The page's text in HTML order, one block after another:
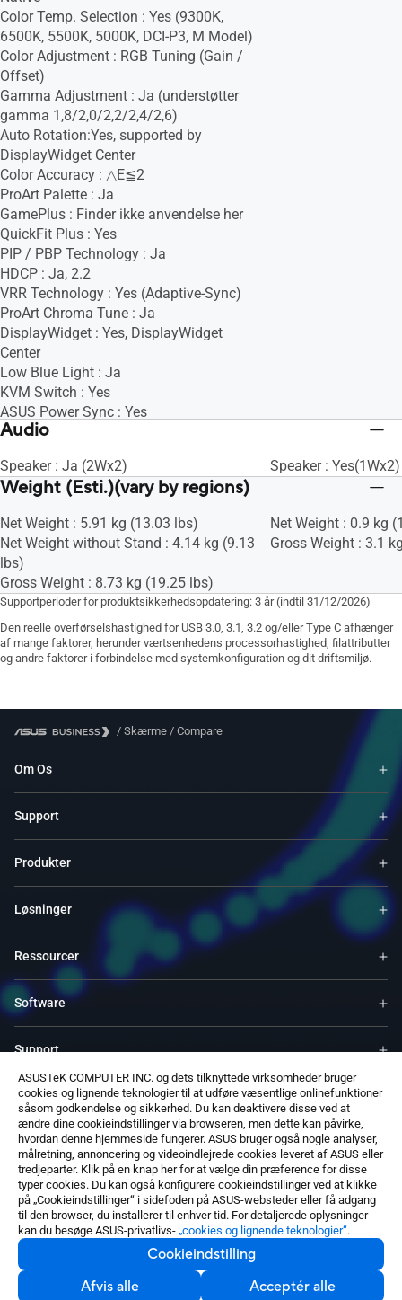
ASUSTeK COMPUTER INC. og dets tilknyttede virksomheder bruger
cookies og lignende teknologier til at udføre væsentlige onlinefunktioner
såsom godkendelse og sikkerhed. Du kan deaktivere disse ved at
ændre dine cookieindstillinger via browseren, men dette kan påvirke,
hvordan denne hjemmeside fungerer. ASUS bruger også nogle analyser,
målretning, annoncering og videoindlejrede cookies leveret af ASUS eller
tredjeparter. Klik på en knap her for at vælge din præference for disse
typer cookies. Du kan også konfigurere cookieindstillinger ved at klikke
på „Cookieindstillinger“ i sidefoden på ASUS-websteder eller få adgang
til den browser, du installerer til enhver tid. For detaljerede oplysninger
kan du besøge ASUS-privatlivs- „cookies og lignende teknologier“.
Cookieindstilling
Afvis alle
Acceptér alle
Color Temp. Selection : Yes (9300K,
6500K, 5500K, 5000K, DCI-P3, M Model)
Color Adjustment : RGB Tuning (Gain /
Offset)
Gamma Adjustment : Ja (understøtter
gamma 1,8/2,0/2,2/2,4/2,6)
Auto Rotation:Yes, supported by
DisplayWidget Center
Color Accuracy : △E≦2
ProArt Palette : Ja
GamePlus : Finder ikke anvendelse her
QuickFit Plus : Yes
PIP / PBP Technology : Ja
HDCP : Ja, 2.2
VRR Technology : Yes (Adaptive-Sync)
ProArt Chroma Tune : Ja
DisplayWidget : Yes, DisplayWidget
Center
Low Blue Light : Ja
KVM Switch : Yes
ASUS Power Sync : Yes
Audio
Speaker : Ja (2Wx2) Speaker : Yes(1Wx2)
Weight (Esti.)(vary by regions)
Net Weight : 5.91 kg (13.03 lbs)
Net Weight without Stand : 4.14 kg (9.13
lbs)
Gross Weight : 8.73 kg (19.25 lbs)
Net Weight : 0.9 kg
Gross Weight : 3.1
Supportperioder for produktsikkerhedsopdatering: 3 år (indtil 31/12/2026)
Den reelle overførselshastighed for USB 3.0, 3.1, 3.2 og/eller Type C afhænger
af mange faktorer, herunder værtsenhedens processorhastighed, filattributter
og andre faktorer i forbindelse med systemkonfiguration og dit driftsmiljø.
/ Skærme / Compare
Om Os
Support
Produkter
Løsninger
Ressourcer
Software
Support
Service & Programs
Kontakt Os
©ASUSTeK Computer Inc. Alle rettigheder forbeholdt.
Kontakt Os